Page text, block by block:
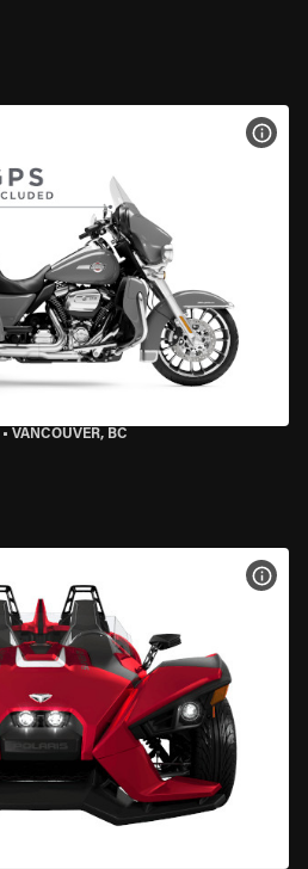
• VANCOUVER, BC